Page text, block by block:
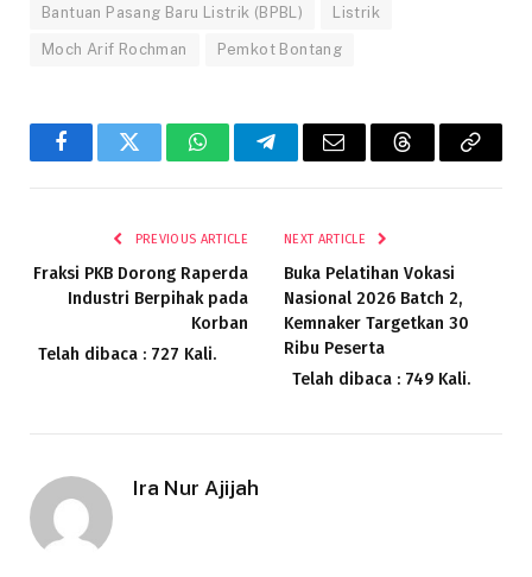
Bantuan Pasang Baru Listrik (BPBL) Listrik
Moch Arif Rochman Pemkot Bontang
FacebookTwitter WhatsAppTelegramEmail ThreadsCopy
PREVIOUS ARTICLE
Fraksi PKB Dorong Raperda
Industri Berpihak pada
Korban
Telah dibaca : 727 Kali.
NEXT ARTICLE
Buka Pelatihan Vokasi
Nasional 2026 Batch 2,
Kemnaker Targetkan 30
Ribu Peserta
Telah dibaca : 749 Kali.
Ira Nur Ajijah